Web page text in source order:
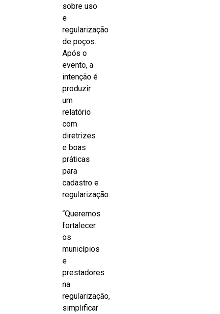
sobre uso
e
regularização
de poços.
Após o
evento, a
intenção é
produzir
um
relatório
com
diretrizes
e boas
práticas
para
cadastro e
regularização.
“Queremos
fortalecer
os
municípios
e
prestadores
na
regularização,
simplificar